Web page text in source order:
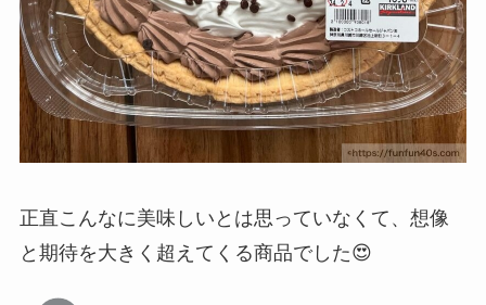
正直こんなに美味しいとは思っていなくて、想像
と期待を大きく超えてくる商品でした😍